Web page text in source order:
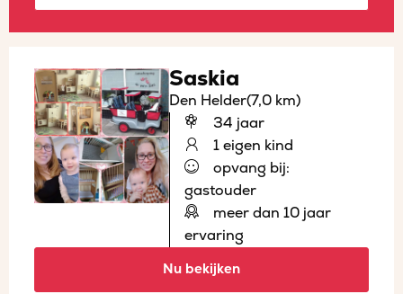
Saskia
Den Helder(7,0 km)
34 jaar
1 eigen kind
opvang bij:
gastouder
meer dan 10 jaar
ervaring
Nu bekijken